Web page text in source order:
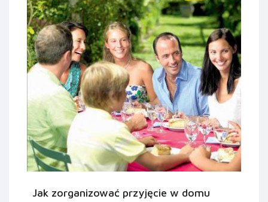
Jak zorganizować przyjęcie w domu